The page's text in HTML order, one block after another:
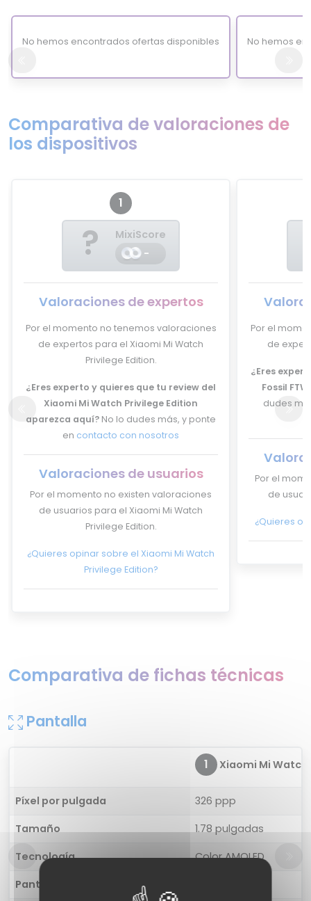
No hemos encontrados ofertas disponibles No hemos
Comparativa de valoraciones de
los dispositivos
1
?
MixiScore
-
Valoraciones de expertos
Por el momento no tenemos valoraciones
de expertos para el Xiaomi Mi Watch
Privilege Edition.
¿Eres experto y quieres que tu review del
Xiaomi Mi Watch Privilege Edition
aparezca aquí? No lo dudes más, y ponte
en contacto con nosotros
Valoraciones de usuarios
Por el momento no existen valoraciones
de usuarios para el Xiaomi Mi Watch
Privilege Edition.
¿Quieres opinar sobre el Xiaomi Mi Watch
Privilege Edition?
Por el
de
¿Eres
Fossil
dudes
Por el
de
¿Quieres
Comparativa de fichas técnicas
Pantalla
1 Xiaomi Mi Watch
Píxel por pulgada
326 ppp
Tamaño
1.78 pulgadas
Tecnología
Color AMOLED
Pantalla táctil